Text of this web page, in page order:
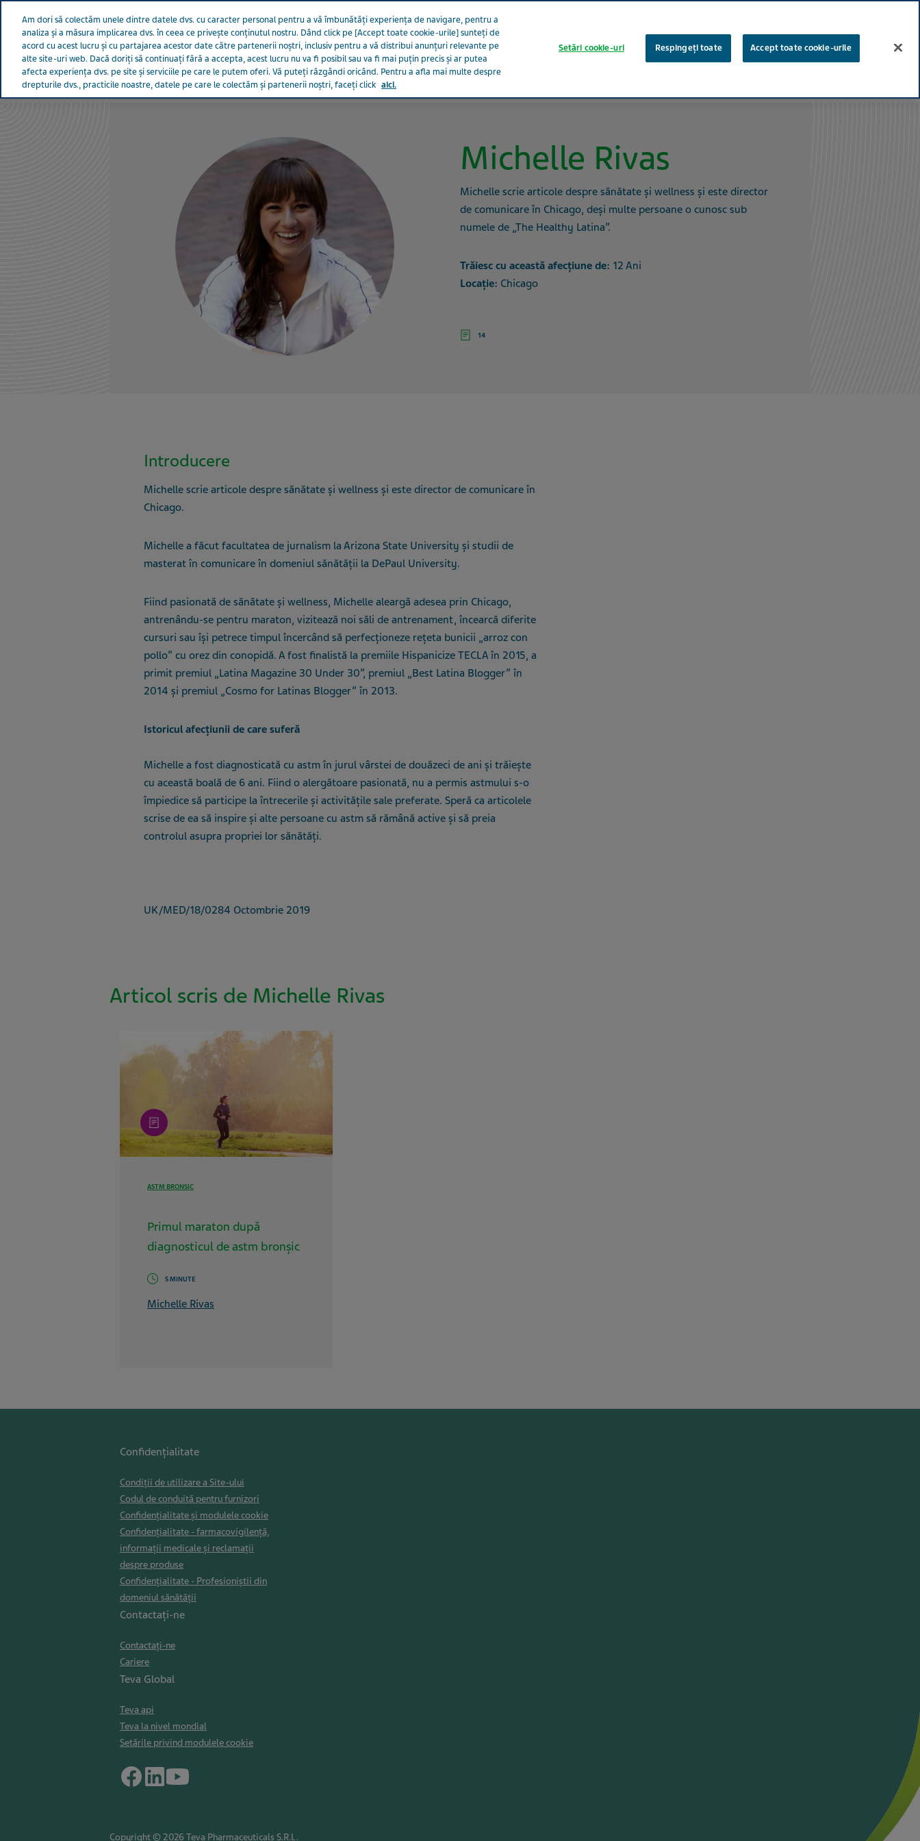
Teva la nivel mondial
Despre Teva Grijă pentru viață Grijă pentru aparținători
GRIJĂ PENTRU VIAȚĂ
Michelle Rivas
Michelle scrie articole despre sănătate și wellness și este director
de comunicare în Chicago, deși multe persoane o cunosc sub
numele de „The Healthy Latina”.
Trăiesc cu această afecțiune de: 12 Ani
Locație: Chicago
14
Introducere
Michelle scrie articole despre sănătate și wellness și este director de comunicare în
Chicago.
Michelle a făcut facultatea de jurnalism la Arizona State University și studii de
masterat în comunicare în domeniul sănătății la DePaul University.
Fiind pasionată de sănătate și wellness, Michelle aleargă adesea prin Chicago,
antrenându-se pentru maraton, vizitează noi săli de antrenament, încearcă diferite
cursuri sau își petrece timpul încercând să perfecționeze rețeta bunicii „arroz con
pollo” cu orez din conopidă. A fost finalistă la premiile Hispanicize TECLA în 2015, a
primit premiul „Latina Magazine 30 Under 30”, premiul „Best Latina Blogger” în
2014 și premiul „Cosmo for Latinas Blogger” în 2013.
Istoricul afecțiunii de care suferă
Michelle a fost diagnosticată cu astm în jurul vârstei de douăzeci de ani și trăiește
cu această boală de 6 ani. Fiind o alergătoare pasionată, nu a permis astmului s-o
împiedice să participe la întrecerile și activitățile sale preferate. Speră ca articolele
scrise de ea să inspire și alte persoane cu astm să rămână active și să preia
controlul asupra propriei lor sănătăți.
UK/MED/18/0284 Octombrie 2019
Articol scris de Michelle Rivas
article
ASTM BRONSIC
Primul maraton după
diagnosticul de astm bronșic
5 MINUTE
Michelle Rivas
Confidențialitate
Condiții de utilizare a Site-ului
Codul de conduită pentru furnizori
Confidențialitate și modulele cookie
Confidențialitate - farmacovigilență,
informații medicale și reclamații
despre produse
Confidențialitate - Profesioniștii din
domeniul sănătății
Contactați-ne
Contactați-ne
Cariere
Teva Global
Teva api
Teva la nivel mondial
Setările privind modulele cookie
Copyright © 2026 Teva Pharmaceuticals S.R.L.
Am dori să colectăm unele dintre datele dvs. cu caracter personal pentru a vă îmbunătăți experiența de navigare, pentru a
analiza și a măsura implicarea dvs. în ceea ce privește conținutul nostru. Dând click pe [Accept toate cookie-urile] sunteți de
acord cu acest lucru și cu partajarea acestor date către partenerii noștri, inclusiv pentru a vă distribui anunțuri relevante pe
alte site-uri web. Dacă doriți să continuați fără a accepta, acest lucru nu va fi posibil sau va fi mai puțin precis și ar putea
afecta experiența dvs. pe site și serviciile pe care le putem oferi. Vă puteți răzgândi oricând. Pentru a afla mai multe despre
drepturile dvs., practicile noastre, datele pe care le colectăm și partenerii noștri, faceți click aici.
Setări cookie-uri Respingeți toate Accept toate cookie-urile